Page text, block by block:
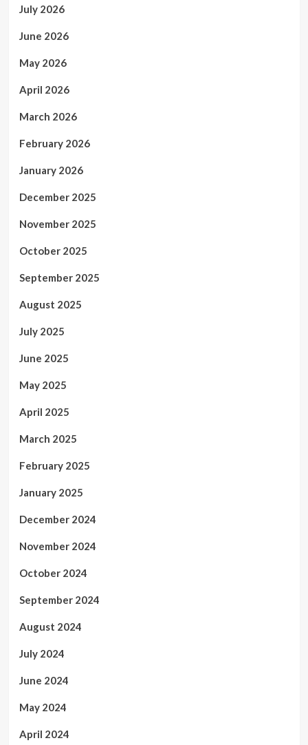
July 2026
June 2026
May 2026
April 2026
March 2026
February 2026
January 2026
December 2025
November 2025
October 2025
September 2025
August 2025
July 2025
June 2025
May 2025
April 2025
March 2025
February 2025
January 2025
December 2024
November 2024
October 2024
September 2024
August 2024
July 2024
June 2024
May 2024
April 2024